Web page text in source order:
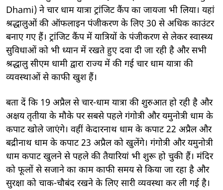
Dhami) ने चार धाम यात्रा ट्रांजिट कैंप का जायजा भी लिया। यहां
श्रद्धालुओं की ऑफलाइन पंजीकरण के लिए 30 से अधिक काउंटर
बनाए गए हैं। ट्रांजिट कैंप में यात्रियों के पंजीकरण से लेकर स्वास्थ्य
सुविधाओं को भी ध्यान में रखते हुए दवा दी जा रही है और सभी
श्रद्धालु सीएम धामी द्वारा राज्य में की गई चार धाम यात्रा की
व्यवस्थाओं से काफी खुश हैं।
बता दें कि 19 अप्रैल से चार-धाम यात्रा की शुरुआत हो रही है और
अक्षय तृतीया के मौके पर सबसे पहले गंगोत्री और यमुनोत्री धाम के
कपाट खोले जाएंगे। वहीं केदारनाथ धाम के कपाट 22 अप्रैल और
बद्रीनाथ धाम के कपाट 23 अप्रैल को खुलेंगे। गंगोत्री और यमुनोत्री
धाम कपाट खुलने से पहले की तैयारियां भी शुरू हो चुकी हैं। मंदिर
को फूलों से सजाने का काम काफी समय से किया जा रहा है और
सुरक्षा को चाक-चौबंद रखने के लिए सारी व्यवस्था कर ली गई है।